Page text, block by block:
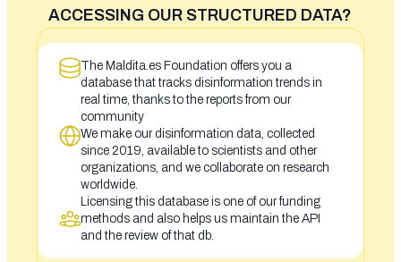
ACCESSING OUR STRUCTURED DATA?
The Maldita.es Foundation offers you a
database that tracks disinformation trends in
real time, thanks to the reports from our
community
We make our disinformation data, collected
since 2019, available to scientists and other
organizations, and we collaborate on research
worldwide.
Licensing this database is one of our funding
methods and also helps us maintain the API
and the review of that db.